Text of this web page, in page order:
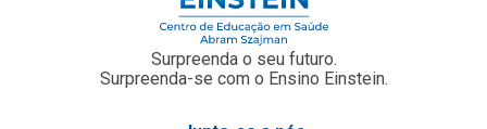
Surpreenda o seu futuro.
Surpreenda-se com o Ensino Einstein.